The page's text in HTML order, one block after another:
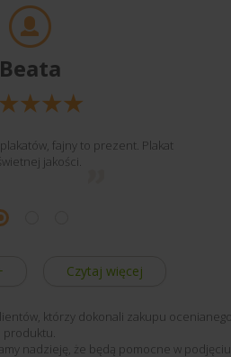
Beata
fajny to prezent. Plakat
jakości.
Czytaj więcej
którzy dokonali zakupu
produktu.
nadzieję, że będą pomocne w podjęciu